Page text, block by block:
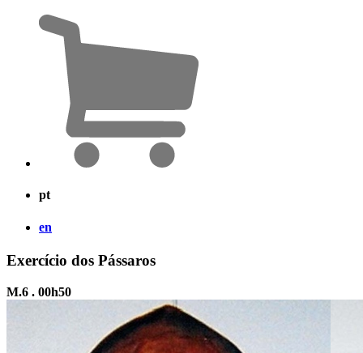
pt
en
Exercício dos Pássaros
M.6 . 00h50